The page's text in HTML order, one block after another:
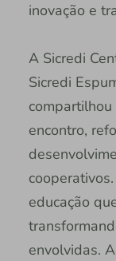
inovação e
A Sicredi
Sicredi
encontro,
educação
envolvidas.